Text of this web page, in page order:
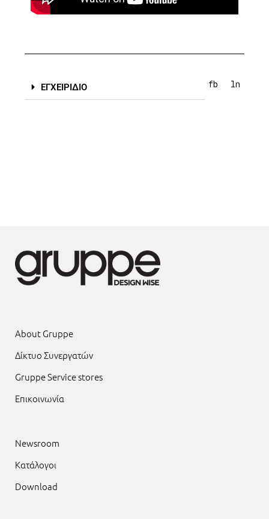
ΕΓΧΕΙΡΙΔΙΟ fb ln
About Gruppe
Δίκτυο Συνεργατών
Gruppe Service stores
Επικοινωνία
Newsroom
Κατάλογοι
Download